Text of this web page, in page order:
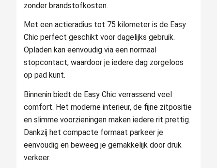
zonder brandstofkosten.
Met een actieradius tot 75 kilometer is de Easy
Chic perfect geschikt voor dagelijks gebruik.
Opladen kan eenvoudig via een normaal
stopcontact, waardoor je iedere dag zorgeloos
op pad kunt.
Binnenin biedt de Easy Chic verrassend veel
comfort. Het moderne interieur, de fijne zitpositie
en slimme voorzieningen maken iedere rit prettig.
Dankzij het compacte formaat parkeer je
eenvoudig en beweeg je gemakkelijk door druk
verkeer.